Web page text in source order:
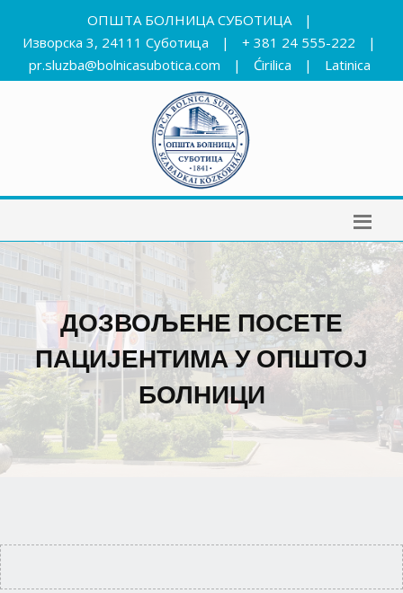
ОПШТА БОЛНИЦА СУБОТИЦА
|
Изворска 3, 24111 Суботица
| + 381 24 555-222
|
pr.sluzba@bolnicasubotica.com
| Ćirilica | Latinica
ДОЗВОЉЕНЕ ПОСЕТЕ
ПАЦИЈЕНТИМА У ОПШТОЈ
БОЛНИЦИ